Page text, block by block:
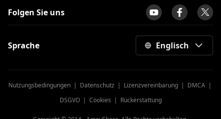
Folgen Sie uns
Sprache Englisch
Nutzungsbedingungen| Datenschutz | Lizenzvereinbarung| DMCA|
DSGVO| Cookies | Rückerstattung